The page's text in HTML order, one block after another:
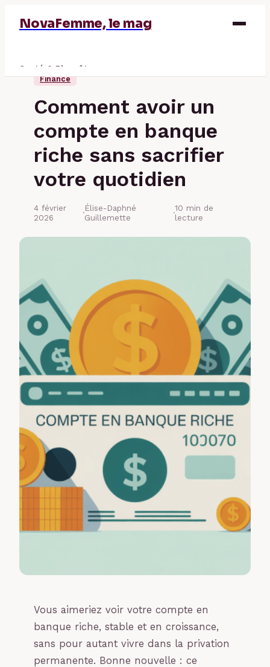
NovaFemme, le mag
Santé & Bien-être
Finance
Comment avoir un
compte en banque
riche sans sacrifier
votre quotidien
4 février
2026
·Élise-Daphné
Guillemette
·10 min de
lecture
Vous aimeriez voir votre compte en
banque riche, stable et en croissance,
sans pour autant vivre dans la privation
permanente. Bonne nouvelle : ce